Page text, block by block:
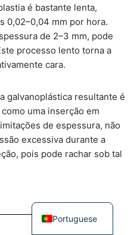
é bastante lenta,
0,02–0,04 mm por hora.
de 2–3 mm, pode
processo lento torna a
cara.
galvanoplástica resultante é
uma inserção em
de espessura, não
excessiva durante a
pois pode rachar sob tal
Portuguese